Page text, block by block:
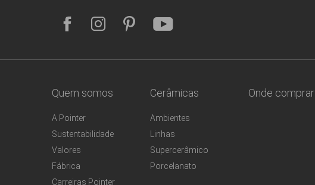
Quem somos
A Pointer
Sustentabilidade
Valores
Fábrica
Carreiras Pointer
Cerâmicas
Ambientes
Linhas
Supercerâmico
Porcelanato
Onde comprar